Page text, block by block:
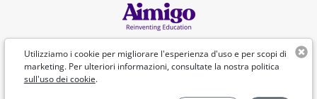
Utilizziamo i cookie per migliorare l'esperienza d'uso e per scopi di
marketing. Per ulteriori informazioni, consultate la nostra politica
sull'uso dei cookie.
Italiano